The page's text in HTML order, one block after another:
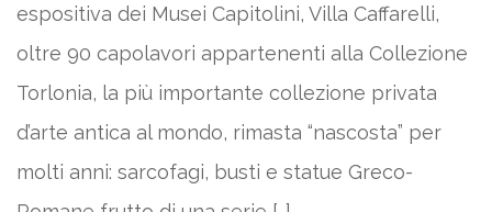
espositiva dei Musei Capitolini, Villa Caffarelli,
oltre 90 capolavori appartenenti alla Collezione
Torlonia, la più importante collezione privata
d’arte antica al mondo, rimasta “nascosta” per
molti anni: sarcofagi, busti e statue Greco-